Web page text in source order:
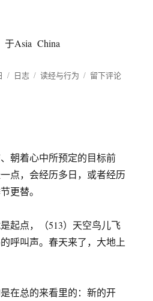
Asia China
格
日志
分
读经与行为
于
离
间
留下评论
朝着心中所预定的目标前
点，会经历多日，或者经历
更替。
起点，（513）天空鸟儿飞
呼叫声。春天来了，大地上
在总的来看里的：新的开